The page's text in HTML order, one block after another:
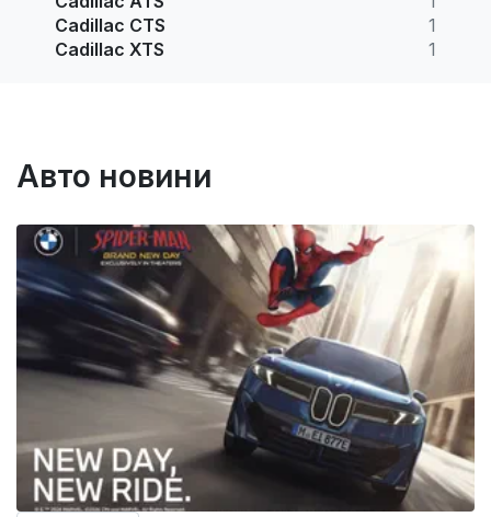
Cadillac CTS
1
Cadillac XTS
1
Авто новини